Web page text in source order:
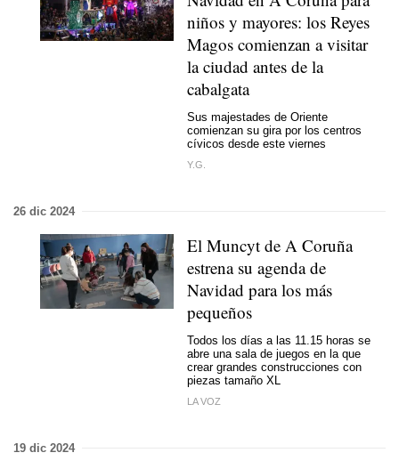
niños y mayores: los Reyes
Magos comienzan a visitar
la ciudad antes de la
cabalgata
Sus majestades de Oriente
comienzan su gira por los centros
cívicos desde este viernes
Y.G.
26 dic 2024
El Muncyt de A Coruña
estrena su agenda de
Navidad para los más
pequeños
Todos los días a las 11.15 horas se
abre una sala de juegos en la que
crear grandes construcciones con
piezas tamaño XL
LA VOZ
19 dic 2024